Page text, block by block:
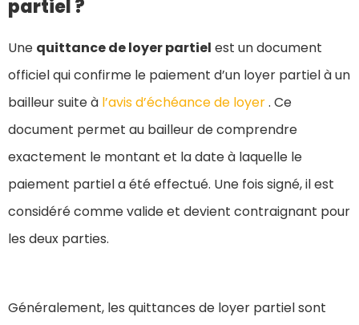
partiel ?
Une quittance de loyer partiel est un document
officiel qui confirme le paiement d’un loyer partiel à un
bailleur suite à l’avis d’échéance de loyer. Ce
document permet au bailleur de comprendre
exactement le montant et la date à laquelle le
paiement partiel a été effectué. Une fois signé, il est
considéré comme valide et devient contraignant pour
les deux parties.
Généralement, les quittances de loyer partiel sont